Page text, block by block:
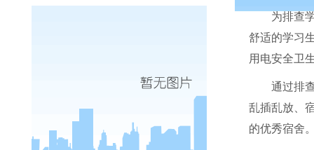
为排查
舒适的学习
用电安全卫
通过排
乱插乱放、
的优秀宿舍